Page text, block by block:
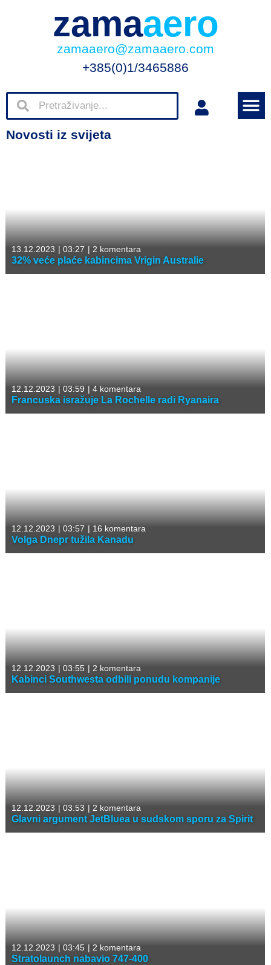
zamaaero
zamaaero@zamaaero.com
+385(0)1/3465886
Novosti iz svijeta
13.12.2023 | 03:27 | 2 komentara
32% veće plaće kabincima Vrigin Australie
12.12.2023 | 03:59 | 4 komentara
Francuska isražuje La Rochelle radi Ryanaira
12.12.2023 | 03:57 | 16 komentara
Volga Dnepr tužila Kanadu
12.12.2023 | 03:55 | 2 komentara
Kabinci Southwesta odbili ponudu kompanije
12.12.2023 | 03:53 | 2 komentara
Glavni argument JetBluea u sudskom sporu za Spirit
12.12.2023 | 03:45 | 2 komentara
Stratolaunch nabavio 747-400